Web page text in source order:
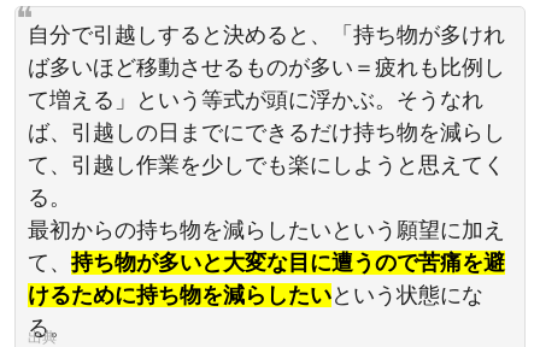
自分で引越しすると決めると、「持ち物が多けれ
ば多いほど移動させるものが多い＝疲れも比例し
て増える」という等式が頭に浮かぶ。そうなれ
ば、引越しの日までにできるだけ持ち物を減らし
て、引越し作業を少しでも楽にしようと思えてく
る。
最初からの持ち物を減らしたいという願望に加え
て、 持ち物が多いと大変な目に遭うので苦痛を避
けるために持ち物を減らしたいという状態にな
る。